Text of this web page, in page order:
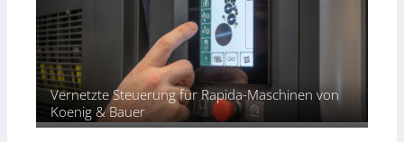
d
i
Vernetzte Steuerung für Rapida-Maschinen von
Koenig & Bauer